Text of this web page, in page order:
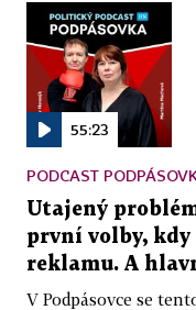
55:23
PODCAST
Utajený
první volby,
reklamu. A
V Podpásovce se